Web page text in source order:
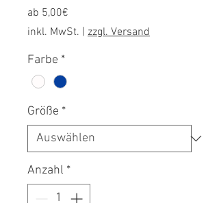
ab 5,00€
Preis
inkl. MwSt. zzgl. Versand
Farbe *
Größe *
Anzahl *